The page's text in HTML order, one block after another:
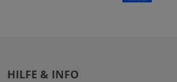
HILFE & INFO